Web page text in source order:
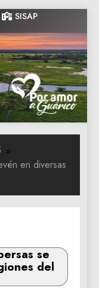
SISAP
de Guarico
en diversas
se
del